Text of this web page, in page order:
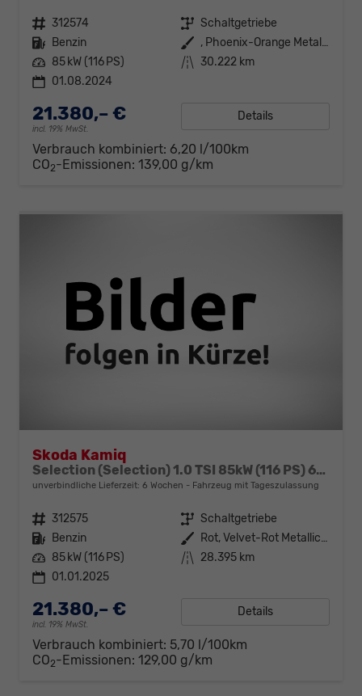
Fahrzeugnr. 312574 Getriebe Schaltgetriebe
Kraftstoff Benzin Außenfarbe
, Phoenix-Orange Metallic (2X)
Leistung 85 kW (116 PS) Kilometerstand 30.222 km
01.08.2024
21.380,– €
incl. 19% MwSt.
Details
Verbrauch kombiniert: 6,20 l/100km
CO2-Emissionen: 139,00 g/km
Skoda Kamiq
Selection (Selection) 1.0 TSI 85kW (116 PS) 6-Gang Schaltgetriebe
unverbindliche Lieferzeit: 6 Wochen Fahrzeug mit Tageszulassung
Fahrzeugnr. 312575 Getriebe Schaltgetriebe
Kraftstoff Benzin Außenfarbe
Rot, Velvet-Rot Metallic (K1)
Leistung 85 kW (116 PS) Kilometerstand 28.395 km
01.01.2025
21.380,– €
incl. 19% MwSt.
Details
Verbrauch kombiniert: 5,70 l/100km
CO2-Emissionen: 129,00 g/km